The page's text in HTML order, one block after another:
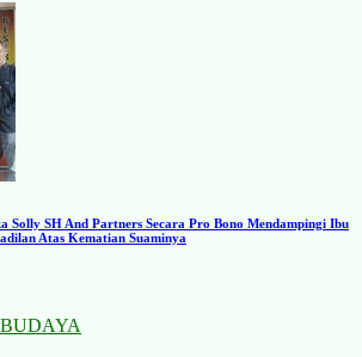
Solly SH And Partners Secara Pro Bono Mendampingi Ibu
Atas Kematian Suaminya